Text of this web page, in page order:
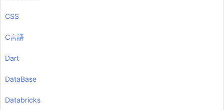
CSS
C言語
Dart
DataBase
Databricks